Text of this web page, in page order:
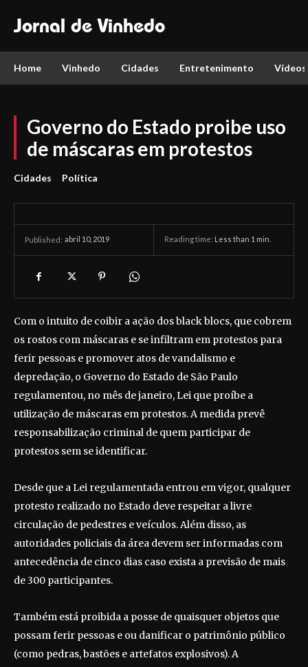
Jornal de Vinhedo
Home Vinhedo Cidades Entretenimento Vídeos
Governo do Estado proibe uso
de máscaras em protestos
Cidades Política
Published: abril 10, 2019 Reading time: Less than 1 min.
Com o intuito de coibir a ação dos black blocs, que cobrem
os rostos com máscaras e se infiltram em protestos para
ferir pessoas e promover atos de vandalismo e
depredação, o Governo do Estado de São Paulo
regulamentou, no mês de janeiro, Lei que proíbe a
utilização de máscaras em protestos. A medida prevê
responsabilização criminal de quem participar de
protestos sem se identificar.
Desde que a Lei regulamentada entrou em vigor, qualquer
protesto realizado no Estado deve respeitar a livre
circulação de pedestres e veículos. Além disso, as
autoridades policiais da área devem ser informadas com
antecedência de cinco dias caso exista a previsão de mais
de 300 participantes.
Também está proibida a posse de quaisquer objetos que
possam ferir pessoas e ou danificar o patrimônio público
(como pedras, bastões e artefatos explosivos). A